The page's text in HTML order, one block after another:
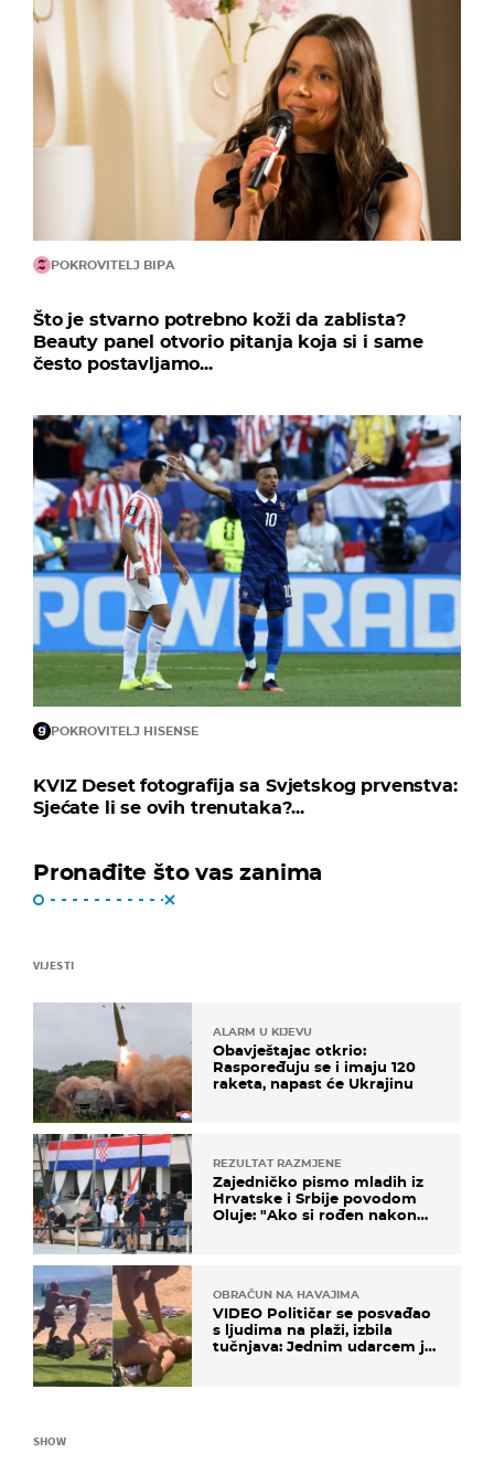
POKROVITELJ BIPA
Što je stvarno potrebno koži da zablista?
Beauty panel otvorio pitanja koja si i same
često postavljamo...
POKROVITELJ HISENSE
KVIZ Deset fotografija sa Svjetskog prvenstva:
Sjećate li se ovih trenutaka?...
Pronađite što vas zanima
VIJESTI
ALARM U KIJEVU
Obavještajac otkrio:
Raspoređuju se i imaju 120
raketa, napast će Ukrajinu
REZULTAT RAZMJENE
Zajedničko pismo mladih iz
Hrvatske i Srbije povodom
Oluje: "Ako si rođen nakon
OBRAČUN NA HAVAJIMA
VIDEO Političar se posvađao
s ljudima na plaži, izbila
tučnjava: Jednim udarcem je
SHOW